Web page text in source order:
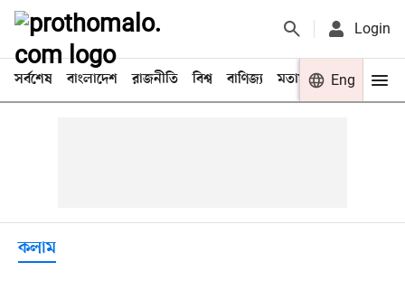
Login
সর্বশেষ বাংলাদেশ রাজনীতি বিশ্ব বাণিজ্য মতামত খেলা
Eng
কলাম